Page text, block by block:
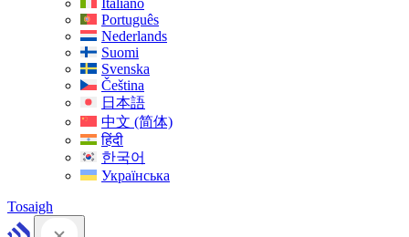
Italiano
Português
Nederlands
Suomi
Svenska
Čeština
日本語
中文 (简体)
हिंदी
한국어
Українська
Tosaigh